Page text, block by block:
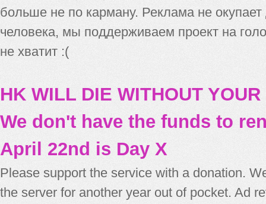
больше не по карману. Реклама не
человека, мы поддерживаем проект на
не хватит :(
HK WILL DIE WITHOUT
We don't have the funds to
April 22nd is Day X
Please support the service with a donation.
the server for another year out of pocket. Ad